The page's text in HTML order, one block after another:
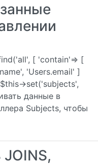
[ 'contain'=> [
'Users.email' ]
>set('subjects',
данные в
Subjects, чтобы